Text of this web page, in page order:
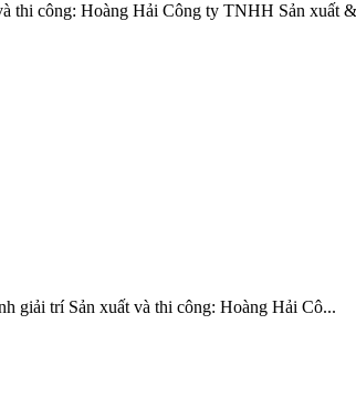
thi công: Hoàng Hải Công ty TNHH Sản xuất
giải trí Sản xuất và thi công: Hoàng Hải Cô...